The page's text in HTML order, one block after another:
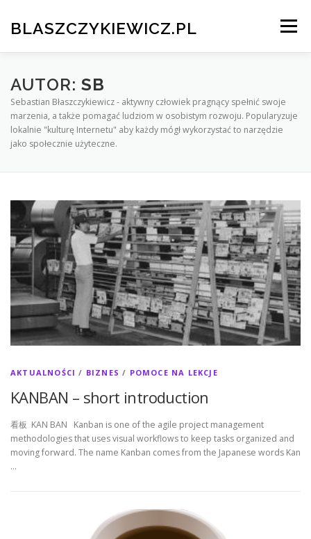
treściBLASZCZYKIEWICZ.PL Menu
HOME CV I PORTFOLIO
TESTOWANIE OPROGRAMOWANIA KONTAKT
AUTOR: SB
Sebastian Błaszczykiewicz - aktywny człowiek pragnący spełnić swoje
marzenia, a także pomagać ludziom w osobistym rozwoju. Popularyzuje
lokalnie "kulturę Internetu" aby każdy mógł wykorzystać to narzędzie
jako społecznie użyteczne.
AKTUALNOŚCI / BIZNES / POMOCE NA LEKCJE
KANBAN – short introduction
看板 KAN BAN Kanban is one of the agile project management
methodologies that uses visual workflows to keep tasks organized and
moving forward. The name Kanban comes from the Japanese words Kan
…